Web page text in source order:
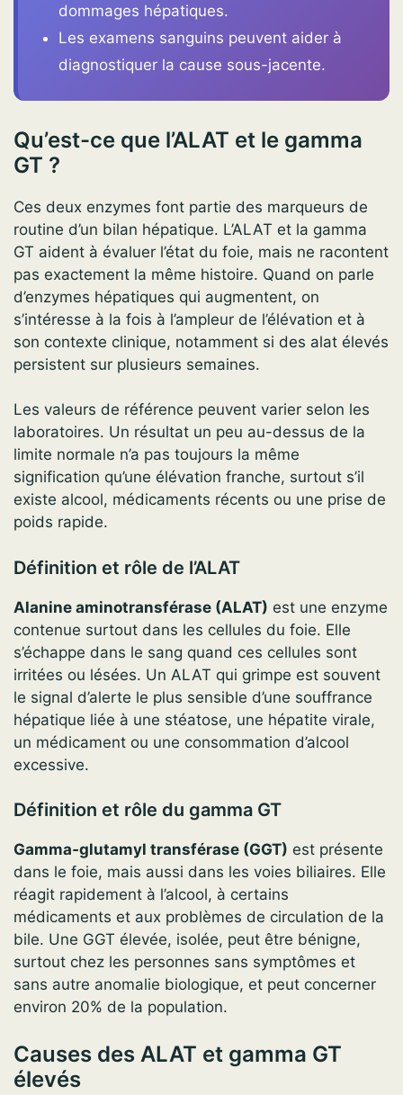
dommages hépatiques.
Les examens sanguins peuvent aider à
diagnostiquer la cause sous-jacente.
Qu’est-ce que l’ALAT et le gamma
GT ?
Ces deux enzymes font partie des marqueurs de
routine d’un bilan hépatique. L’ALAT et la gamma
GT aident à évaluer l’état du foie, mais ne racontent
pas exactement la même histoire. Quand on parle
d’enzymes hépatiques qui augmentent, on
s’intéresse à la fois à l’ampleur de l’élévation et à
son contexte clinique, notamment si des alat élevés
persistent sur plusieurs semaines.
Les valeurs de référence peuvent varier selon les
laboratoires. Un résultat un peu au-dessus de la
limite normale n’a pas toujours la même
signification qu’une élévation franche, surtout s’il
existe alcool, médicaments récents ou une prise de
poids rapide.
Définition et rôle de l’ALAT
Alanine aminotransférase (ALAT) est une enzyme
contenue surtout dans les cellules du foie. Elle
s’échappe dans le sang quand ces cellules sont
irritées ou lésées. Un ALAT qui grimpe est souvent
le signal d’alerte le plus sensible d’une souffrance
hépatique liée à une stéatose, une hépatite virale,
un médicament ou une consommation d’alcool
excessive.
Définition et rôle du gamma GT
Gamma‑glutamyl transférase (GGT) est présente
dans le foie, mais aussi dans les voies biliaires. Elle
réagit rapidement à l’alcool, à certains
médicaments et aux problèmes de circulation de la
bile. Une GGT élevée, isolée, peut être bénigne,
surtout chez les personnes sans symptômes et
sans autre anomalie biologique, et peut concerner
environ 20% de la population.
Causes des ALAT et gamma GT
élevés